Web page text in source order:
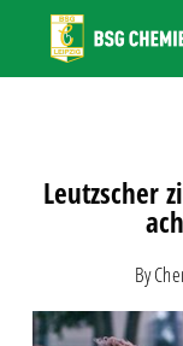
main
Leutzscher
By